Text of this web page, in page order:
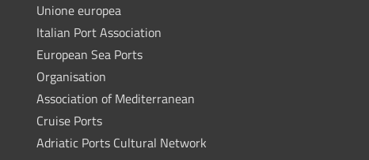
Unione europea
Italian Port Association
European Sea Ports
Organisation
Association of Mediterranean
Cruise Ports
Adriatic Ports Cultural Network